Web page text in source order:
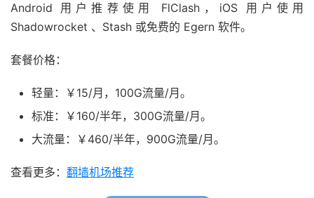
Android 用户推荐使用 FlClash，iOS 用户使用
Shadowrocket 、Stash 或免费的 Egern 软件。
套餐价格：
轻量：￥15/月，100G流量/月。
标准：￥160/半年，300G流量/月。
大流量：￥460/半年，900G流量/月。
查看更多： 翻墙机场推荐